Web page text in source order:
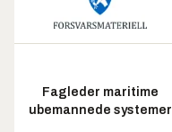
Fagleder maritime
ubemannede systemer